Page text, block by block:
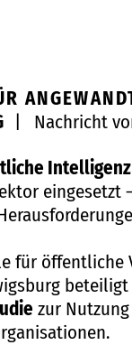
Nachricht
eingesetzt
für öffentliche
zur